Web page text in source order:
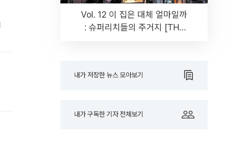
Vol. 12 이 집은 대체 얼마일까
: 슈퍼리치들의 주거지 [THE
내가 저장한 뉴스 모아보기
내가 구독한 기자 전체보기